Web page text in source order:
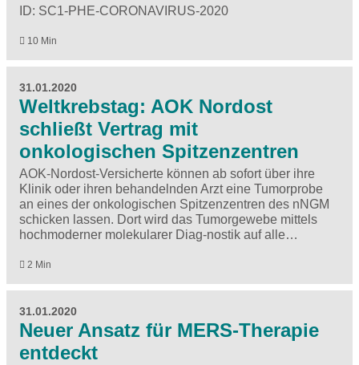
ID: SC1-PHE-CORONAVIRUS-2020
10 Min
31.01.2020
Weltkrebstag: AOK Nordost
schließt Vertrag mit
onkologischen Spitzenzentren
AOK-Nordost-Versicherte können ab sofort über ihre
Klinik oder ihren behandelnden Arzt eine Tumorprobe
an eines der onkologischen Spitzenzentren des nNGM
schicken lassen. Dort wird das Tumorgewebe mittels
hochmoderner molekularer Diag-nostik auf alle…
2 Min
31.01.2020
Neuer Ansatz für MERS-Therapie
entdeckt